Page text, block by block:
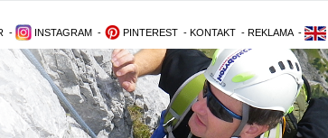
- INSTAGRAM - PINTEREST - KONTAKT - REKLAMA -